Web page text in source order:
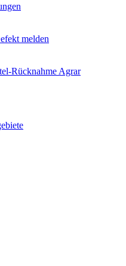
melden
Rücknahme Agrar